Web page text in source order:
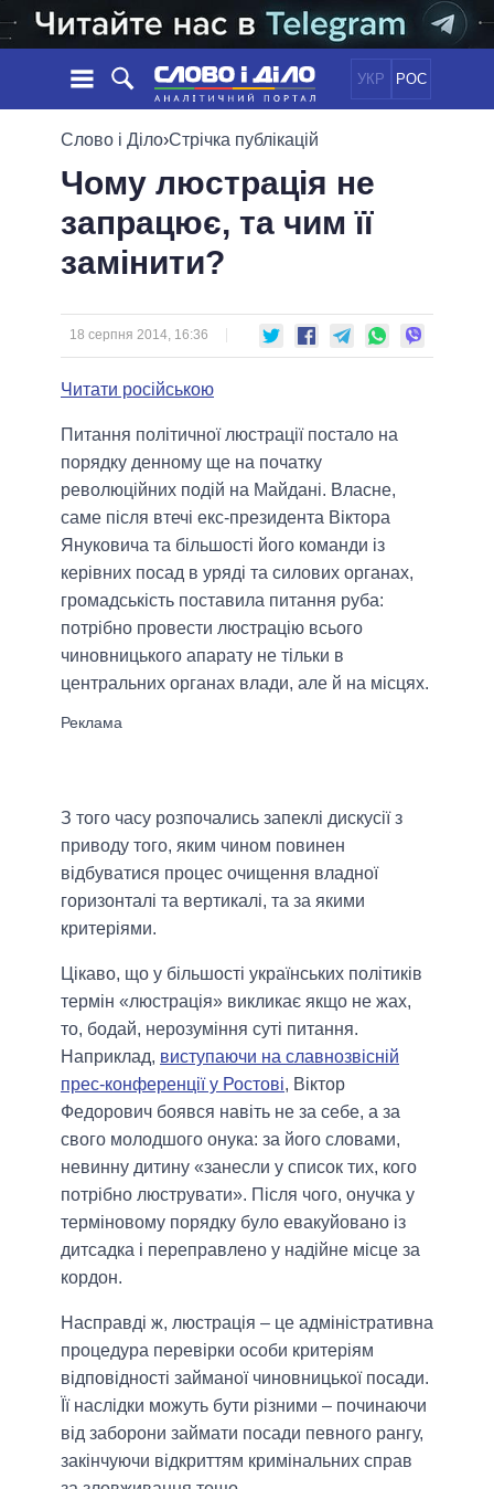
УКР РОС
НОВИНИ
СТРІЧКА
ПОДІЇ
СТАТТІ
ОГЛЯДИ
ПОЛІТИКА
ЕКОНОМІКА
ОБIЦЯНКИ
ПОЛIТИКИ
ПРЕЗИДЕНТ І ОФІС
КАБІНЕТ МІНІСТРІВ
МЕРИ МІСТ
ВСІ ПЕРСОНИ
ВІДЕО
ПІДТРИМАТИ
ПОРІВНЯННЯ ПОЛІТИКІВ
Слово і Діло›Стрічка публікацій
Чому люстрація не
запрацює, та чим її
замінити?
18 серпня 2014, 16:36
Читати російською
Питання політичної люстрації постало на
порядку денному ще на початку
революційних подій на Майдані. Власне,
саме після втечі екс-президента Віктора
Януковича та більшості його команди із
керівних посад в уряді та силових органах,
громадськість поставила питання руба:
потрібно провести люстрацію всього
чиновницького апарату не тільки в
центральних органах влади, але й на місцях.
З того часу розпочались запеклі дискусії з
приводу того, яким чином повинен
відбуватися процес очищення владної
горизонталі та вертикалі, та за якими
критеріями.
Цікаво, що у більшості українських політиків
термін «люстрація» викликає якщо не жах,
то, бодай, нерозуміння суті питання.
Наприклад, виступаючи на славнозвісній
прес-конференції у Ростові, Віктор
Федорович боявся навіть не за себе, а за
свого молодшого онука: за його словами,
невинну дитину «занесли у список тих, кого
потрібно люструвати». Після чого, онучка у
терміновому порядку було евакуйовано із
дитсадка і переправлено у надійне місце за
кордон.
Насправді ж, люстрація – це адміністративна
процедура перевірки особи критеріям
відповідності займаної чиновницької посади.
Її наслідки можуть бути різними – починаючи
від заборони займати посади певного рангу,
закінчуючи відкриттям кримінальних справ